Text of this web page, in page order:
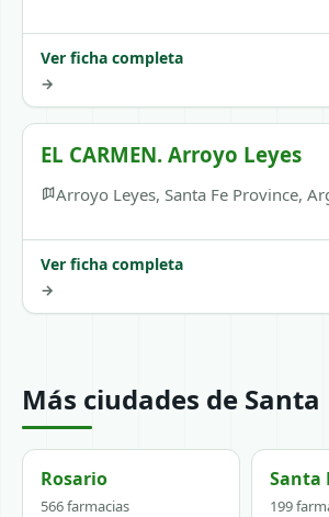
Ver ficha completa
→
EL CARMEN. Arroyo Leyes
Arroyo Leyes, Santa Fe Province,
Ver ficha completa
→
Más ciudades de Santa
Rosario
566 farmacias
Santa
199